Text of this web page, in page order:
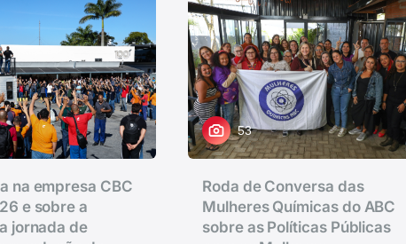
na empresa CBC
e sobre a
jornada de
53
Roda de Conversa das
Mulheres Químicas do ABC
sobre as Políticas Públicas